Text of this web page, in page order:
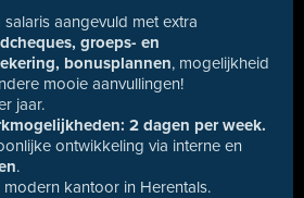
aangevuld met extra
groeps- en
bonusplannen, mogelijkheid
mooie aanvullingen!
jaar.
2 dagen per week.
ontwikkeling via interne en
.
modern kantoor in Herentals.